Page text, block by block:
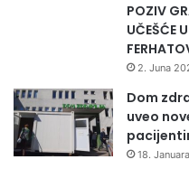
POZIV
UČEŠĆE
2. Juna
Dom
uveo
18.